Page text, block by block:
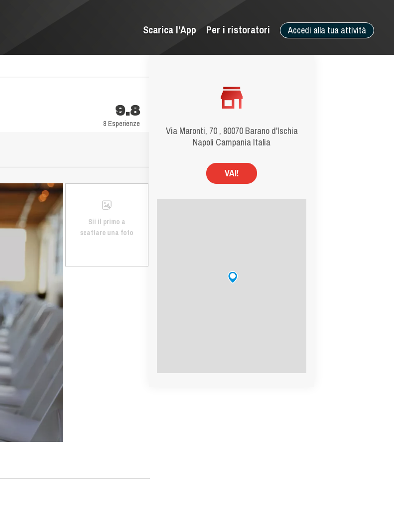
Accedi alla tua attività
Per i ristoratori
Scarica l'App
Via Maronti, 70 , 80070 Barano d'Ischia
Napoli Campania Italia
VAI!
9.8
8 Esperienze
Sii il primo a
scattare una foto